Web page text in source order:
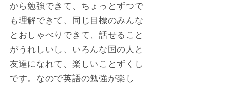
から勉強できて、ちょっとずつで
も理解できて、同じ目標のみんな
とおしゃべりできて、話せること
がうれしいし、いろんな国の人と
友達になれて、楽しいことずくし
です。なので英語の勉強が楽し